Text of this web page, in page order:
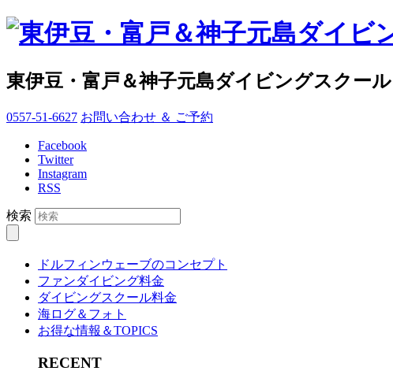
東伊豆・富戸＆神子元島ダイビングスクー
0557-51-6627 お問い合わせ ＆ ご予約
Facebook
Twitter
Instagram
RSS
検索
ドルフィンウェーブのコンセプト
ファンダイビング料金
ダイビングスクール料金
海ログ＆フォト
お得な情報＆TOPICS
RECENT